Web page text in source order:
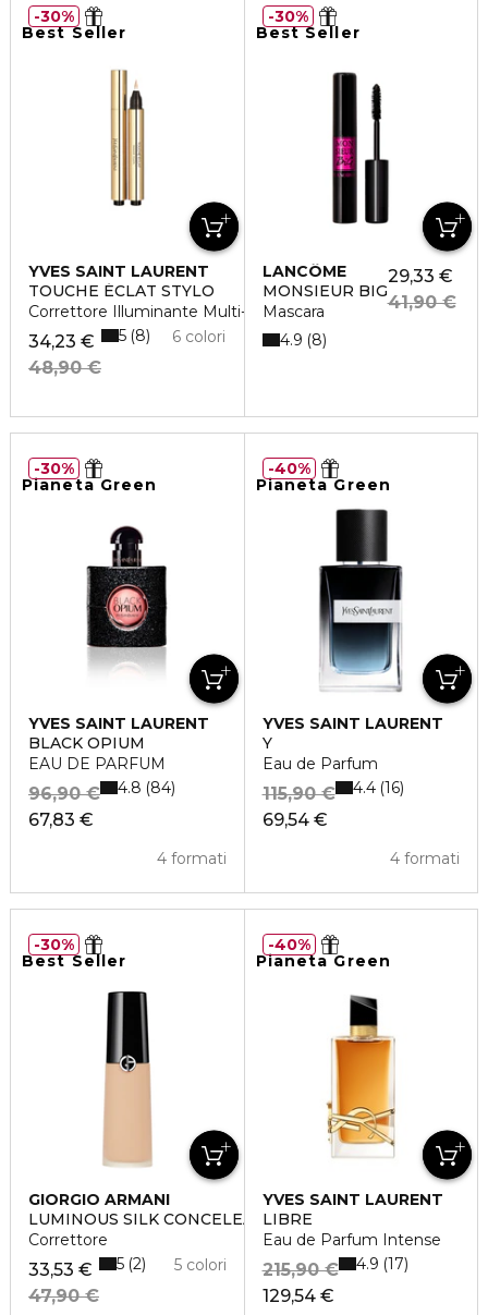
Best Seller
YVES SAINT LAURENT
TOUCHE ÉCLAT STYLO
Correttore Illuminante Multi-Uso
34,23 €
48,90 €
6 colori
5 8
30%
Best Seller
LANCÔME
MONSIEUR BIG
Mascara
29,33 €
41,90 €
4.9 8
30%
Pianeta Green
YVES SAINT LAURENT
BLACK OPIUM
EAU DE PARFUM
67,83 €
96,90 €
4 formati
4.8 84
30%
Pianeta Green
YVES SAINT LAURENT
Y
Eau de Parfum
69,54 €
115,90 €
4 formati
4.4 16
40%
Best Seller
GIORGIO ARMANI
LUMINOUS SILK CONCELEAR
Correttore
33,53 €
47,90 €
5 colori
5 2
30%
Pianeta Green
YVES SAINT LAURENT
LIBRE
Eau de Parfum Intense
129,54 €
215,90 € 4.9 17
40%